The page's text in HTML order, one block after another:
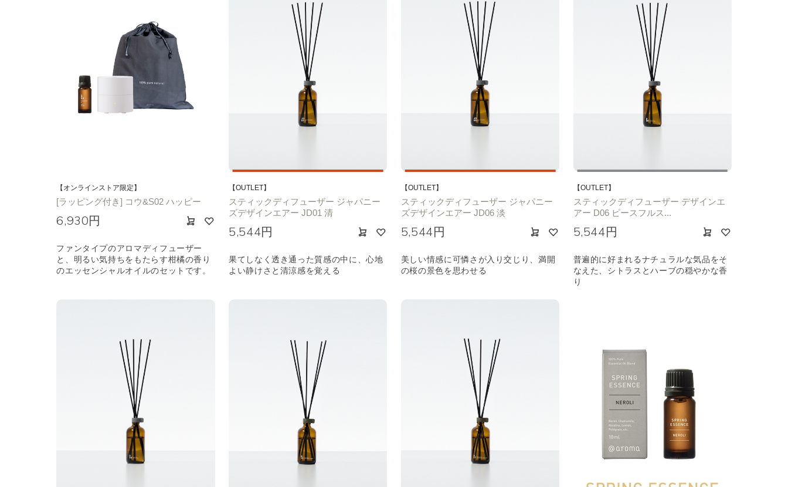
【オンラインストア限定】
[ラッピング付き] コウ&S02 ハッピー
6,930円
ファンタイプのアロマディフューザー
と、明るい気持ちをもたらす柑橘の香り
のエッセンシャルオイルのセットです。
【OUTLET】
スティックディフューザー ジャパニー
ズデザインエアー JD01 清
5,544円
果てしなく透き通った質感の中に、心地
よい静けさと清涼感を覚える
【OUTLET】
スティックディフューザー ジャパニー
ズデザインエアー JD06 淡
5,544円
美しい情感に可憐さが入り交じり、満開
の桜の景色を思わせる
【OUTLET】
スティックディフューザー デザインエ
アー D06 ピースフルス...
5,544円
普遍的に好まれるナチュラルな気品をそ
なえた、シトラスとハーブの穏やかな香
り